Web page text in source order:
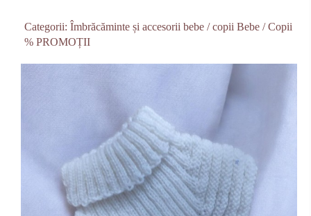
Categorii: Îmbrăcăminte și accesorii bebe / copii Bebe / Copii
% PROMOȚII